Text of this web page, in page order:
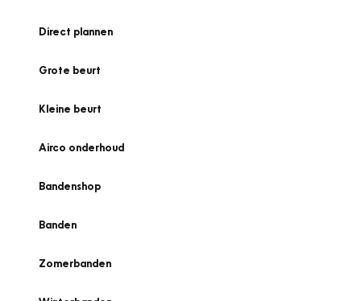
Direct plannen
Grote beurt
Kleine beurt
Airco onderhoud
Bandenshop
Banden
Zomerbanden